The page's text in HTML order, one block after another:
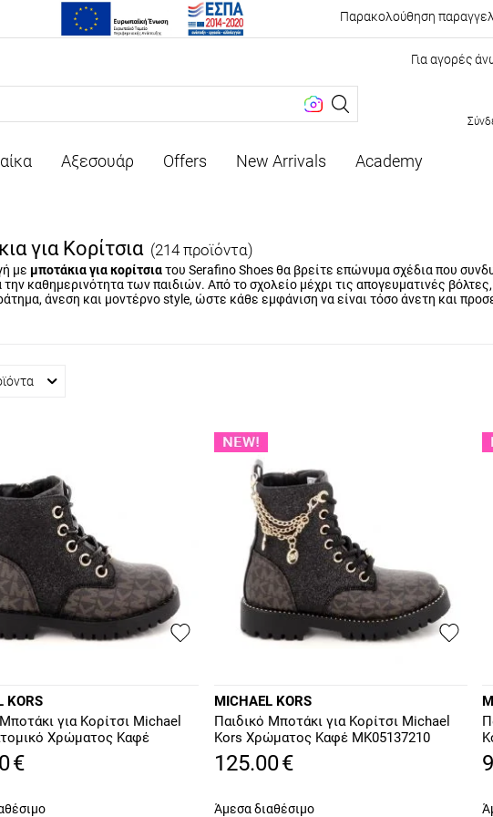
Παρακολούθηση
Για αγορές
Αξεσουάρ Offers New Arrivals Academy
για Κορίτσια (214 προϊόντα)
με μποτάκια για κορίτσιατου Serafino Shoes θα βρείτε επώνυμα σχέδια που
την καθημερινότητα των παιδιών. Από το σχολείο μέχρι τις απογευματινές
άνεση και μοντέρνο style, ώστε κάθε εμφάνιση να είναι τόσο άνετη και
KORS
για Κορίτσι Michael
Χρώματος Καφέ
€
MICHAEL KORS
Παιδικό Μποτάκι για Κορίτσι Michael
Kors Χρώματος Καφέ MK05137210
125.00€
Άμεσα διαθέσιμο